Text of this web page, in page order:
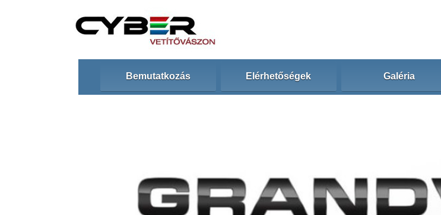
Bemutatkozás Elérhetőségek Galéria